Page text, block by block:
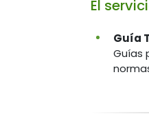
El
Guía
Guías